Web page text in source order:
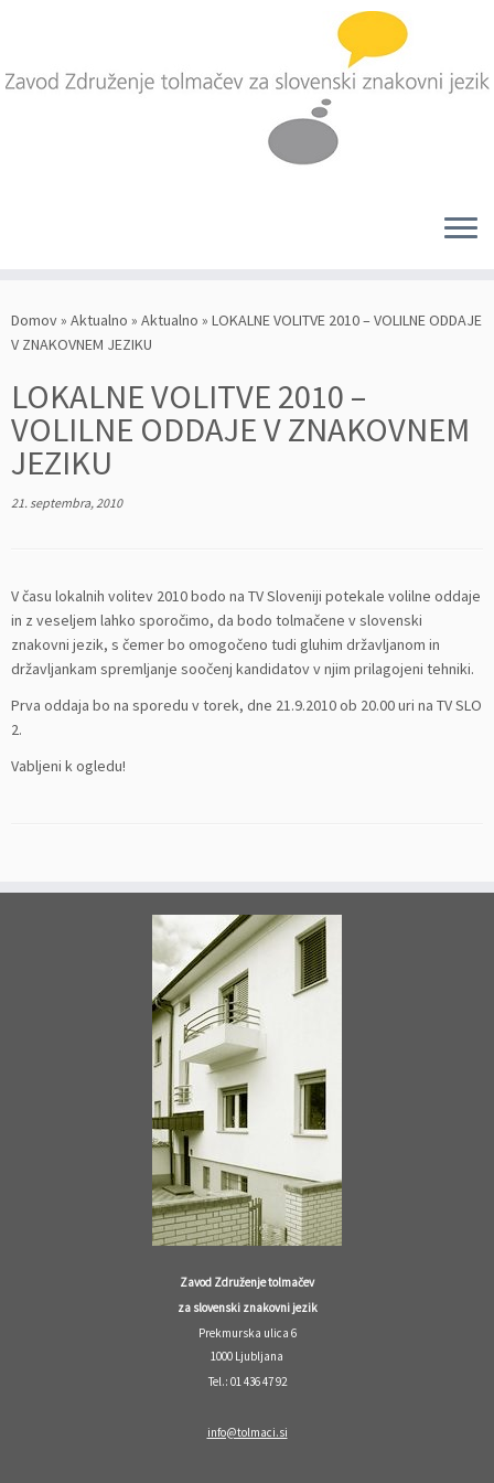
na
vsebino
Domov» Aktualno » Aktualno » LOKALNE VOLITVE 2010 – VOLILNE ODDAJE
V ZNAKOVNEM JEZIKU
LOKALNE VOLITVE 2010 –
VOLILNE ODDAJE V ZNAKOVNEM
JEZIKU
21. septembra, 2010
V času lokalnih volitev 2010 bodo na TV Sloveniji potekale volilne oddaje
in z veseljem lahko sporočimo, da bodo tolmačene v slovenski
znakovni jezik, s čemer bo omogočeno tudi gluhim državljanom in
državljankam spremljanje soočenj kandidatov v njim prilagojeni tehniki.
Prva oddaja bo na sporedu v torek, dne 21.9.2010 ob 20.00 uri na TV SLO
2.
Vabljeni k ogledu!
Zavod Združenje tolmačev
za slovenski znakovni jezik
Prekmurska ulica 6
1000 Ljubljana
Tel.: 01 436 47 92
info@tolmaci.si